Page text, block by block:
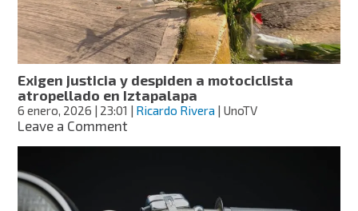
“Ley
Roberto”:
¿de
qué
trata?
Exigen justicia y despiden a motociclista
atropellado en Iztapalapa
6 enero, 2026 | 23:01 | Ricardo Rivera | UnoTV
Leave a Commenton
despiden